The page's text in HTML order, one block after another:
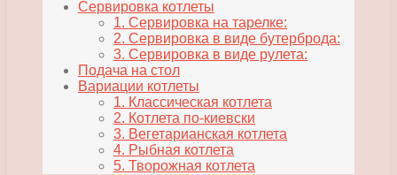
Сервировка котлеты
1. Сервировка на тарелке:
2. Сервировка в виде бутерброда:
3. Сервировка в виде рулета:
Подача на стол
Вариации котлеты
1. Классическая котлета
2. Котлета по-киевски
3. Вегетарианская котлета
4. Рыбная котлета
5. Творожная котлета